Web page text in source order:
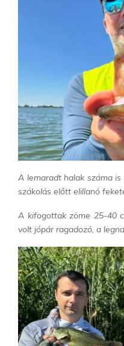
A lemaradt halak száma
szákolás előtt elillanó
A kifogottak zöme 25-40
volt jópár ragadozó, a